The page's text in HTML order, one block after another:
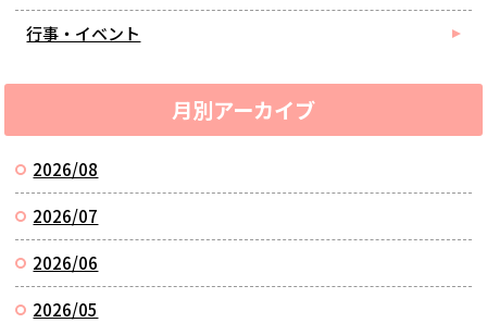
行事・イベント
月別アーカイブ
2026/08
2026/07
2026/06
2026/05